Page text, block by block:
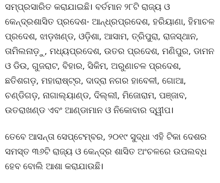
ସମ୍ପ୍ରସାରିତ କରାଯାଇଛି। ବର୍ତମାନ ୨୮ଟି ରାଜ୍ୟ ଓ
କେନ୍ଦ୍ରଶାସିତ ପ୍ରଦେଶ- ଆନ୍ଧ୍ରପ୍ରଦେଶ, ହରିୟାଣା, ହିମାଚଳ
ପ୍ରଦେଶ, ଝାଡ଼ଖଣ୍ଡ, ଓଡ଼ିଶା, ଆସାମ, ତ୍ରିପୁରା, ରାଜସ୍ଥାନ,
ତାମିଲନାଡ଼ୁ, ମଧ୍ୟପ୍ରଦେଶ, ଉତର ପ୍ରଦେଶ, ମଣିପୁର, ଡାମନ
ଓ ଡିଉ, ଗୁଜରାଟ, ବିହାର, ସିକିମ, ଅରୁଣାଚଳ ପ୍ରଦେଶ,
ଛତିଶଗଡ଼, ମହାରାଷ୍ଟ୍ର, ଦାଦ୍ରା ନଗର ହାବେଳୀ, ଗୋଆ,
ଚଣ୍ଡିଗଡ଼, ନାଗାଲ୍ୟାଣ୍ଡ, ଦିଲ୍ଲୀ, ମିଜୋରାମ, ପଞ୍ଜାବ,
ଉତରାଖଣ୍ଡ ଏବଂ ଆଣ୍ଡାମାନ ଓ ନିକୋବାର ଦ୍ୱୀପ।
ତେବେ ଆସନ୍ତା ସେପ୍ଟେମ୍ବର, ୨୦୧୯ ସୁଦ୍ଧା ଏହି ଟିକା ଦେଶର
ସମସ୍ତ ୩୬ଟି ରାଜ୍ୟ ଓ କେନ୍ଦ୍ର ଶାସିତ ଅଂଚଳରେ ଉପଲବ୍ଧ
ହେବ ବୋଲି ଆଶା କରାଯାଉଛି।